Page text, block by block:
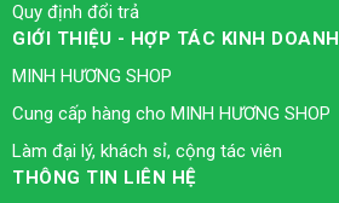
Quy định đổi trả
GIỚI THIỆU - HỢP TÁC KINH DOANH
MINH HƯƠNG SHOP
Cung cấp hàng cho MINH HƯƠNG SHOP
Làm đại lý, khách sỉ, cộng tác viên
THÔNG TIN LIÊN HỆ